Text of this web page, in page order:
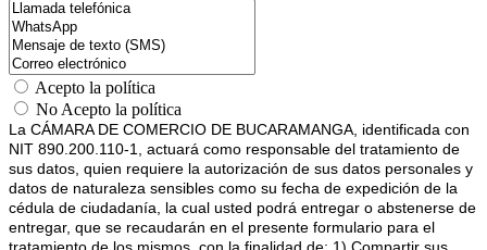
Acepto la política
No Acepto la política
La CÁMARA DE COMERCIO DE BUCARAMANGA, identificada con
NIT 890.200.110-1, actuará como responsable del tratamiento de
sus datos, quien requiere la autorización de sus datos personales y
datos de naturaleza sensibles como su fecha de expedición de la
cédula de ciudadanía, la cual usted podrá entregar o abstenerse de
entregar, que se recaudarán en el presente formulario para el